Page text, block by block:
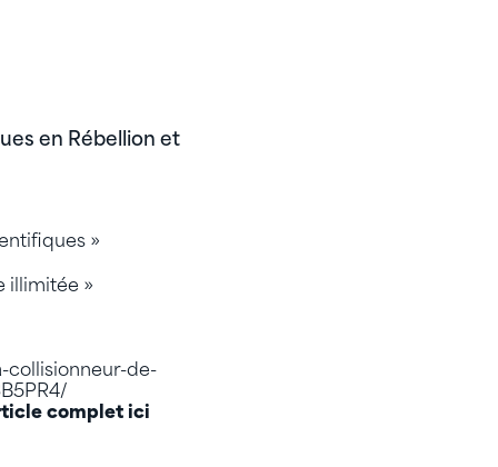
en Rébellion et
»
illimitée »
de-
complet ici